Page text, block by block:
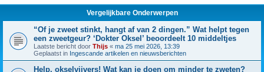
Vergelijkbare Onderwerpen
“Of je zweet stinkt, hangt af van 2 dingen.” Wat helpt tegen
een zweetgeur? ‘Dokter Oksel’ beoordeelt 10 middeltjes
Laatste bericht door Thijs « ma 25 mei 2026, 13:39
Geplaatst in Ingescande artikelen en nieuwsberichten
Help, okselvijvers! Wat kan je doen om minder te zweten?